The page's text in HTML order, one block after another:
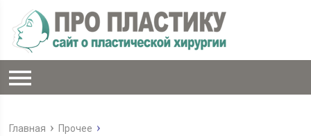
Главная Прочее